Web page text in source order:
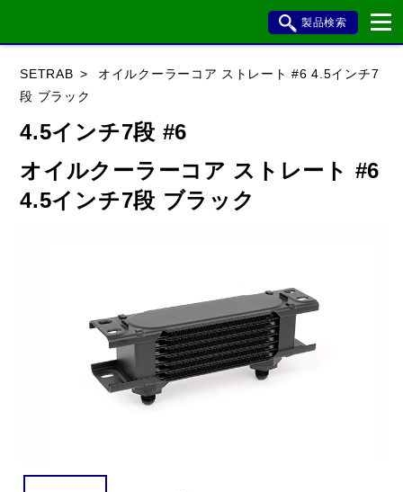
製品検索
車種検索
データを準備しています。
SETRAB
オイルクーラーコア ストレート #6 4.5インチ7
段 ブラック
4.5インチ7段 #6
オイルクーラーコア ストレート #6
4.5インチ7段 ブラック